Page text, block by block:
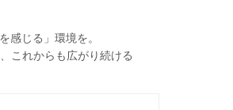
感じる」環境を。
これからも広がり続ける